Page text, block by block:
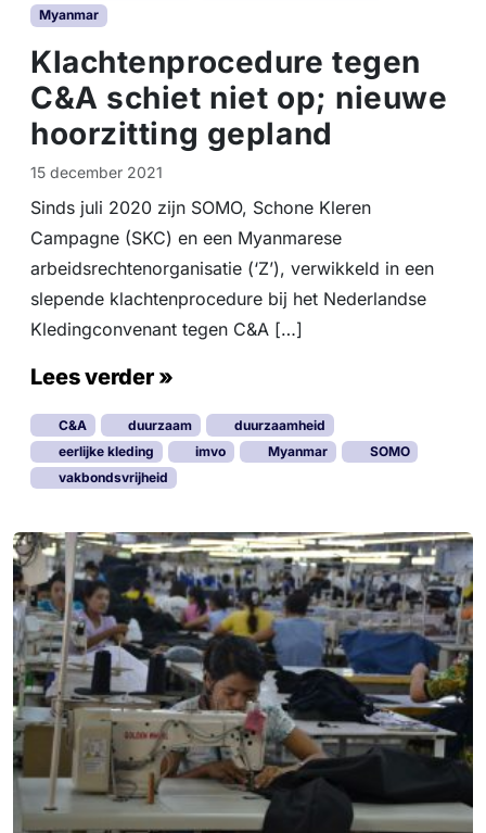
Myanmar
Klachtenprocedure tegen
C&A schiet niet op; nieuwe
hoorzitting gepland
15 december 2021
Sinds juli 2020 zijn SOMO, Schone Kleren
Campagne (SKC) en een Myanmarese
arbeidsrechtenorganisatie (‘Z’), verwikkeld in een
slepende klachtenprocedure bij het Nederlandse
Kledingconvenant tegen C&A […]
Lees verder »
C&A duurzaam
duurzaamheid
eerlijke kleding
imvo Myanmar
SOMO
vakbondsvrijheid